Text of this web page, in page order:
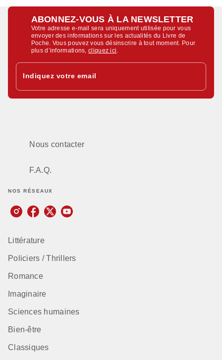
ABONNEZ-VOUS À LA NEWSLETTER
Votre adresse e-mail sera uniquement utilisée pour vous
envoyer des informations sur les actualités du Livre de
Poche. Vous pouvez vous désinscrire à tout moment. Pour
plus d’informations,cliquez ici
Indiquez votre email
Nous contacter
F.A.Q.
NOS RÉSEAUX
Littérature
Policiers / Thrillers
Romance
Imaginaire
Sciences humaines
Bien-être
Classiques